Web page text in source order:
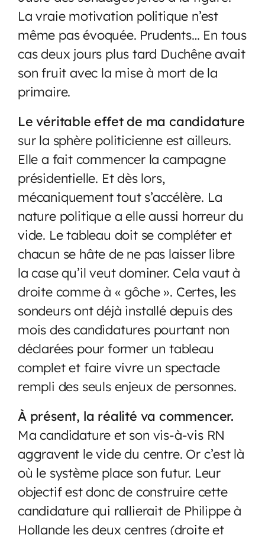
La vraie motivation politique n’est
même pas évoquée. Prudents… En tous
cas deux jours plus tard Duchêne avait
son fruit avec la mise à mort de la
primaire.
Le véritable effet de ma candidature
sur la sphère politicienne est ailleurs.
Elle a fait commencer la campagne
présidentielle. Et dès lors,
mécaniquement tout s’accélère. La
nature politique a elle aussi horreur du
vide. Le tableau doit se compléter et
chacun se hâte de ne pas laisser libre
la case qu’il veut dominer. Cela vaut à
droite comme à « gôche ». Certes, les
sondeurs ont déjà installé depuis des
mois des candidatures pourtant non
déclarées pour former un tableau
complet et faire vivre un spectacle
rempli des seuls enjeux de personnes.
À présent, la réalité va commencer.
Ma candidature et son vis-à-vis RN
aggravent le vide du centre. Or c’est là
où le système place son futur. Leur
objectif est donc de construire cette
candidature qui rallierait de Philippe à
Hollande les deux centres (droite et